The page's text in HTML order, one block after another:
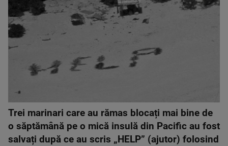
Trei marinari care au rămas blocați mai bine de
o săptămână pe o mică insulă din Pacific au fost
salvați după ce au scris „HELP” (ajutor) folosind